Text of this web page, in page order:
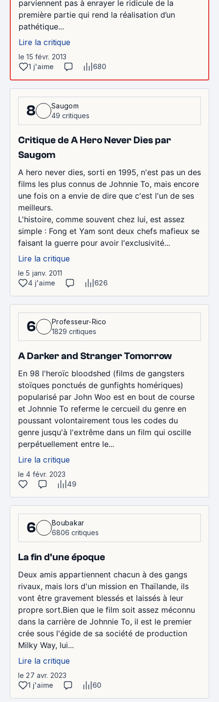
parviennent pas à enrayer le ridicule de la
première partie qui rend la réalisation d’un
pathétique...
Lire la critique
le 15 févr. 2013
1 j'aime
680
8
Saugom
49 critiques
Critique de A Hero Never Dies par
Saugom
A hero never dies, sorti en 1995, n'est pas un des
films les plus connus de Johnnie To, mais encore
une fois on a envie de dire que c'est l'un de ses
meilleurs.
L'histoire, comme souvent chez lui, est assez
simple : Fong et Yam sont deux chefs mafieux se
faisant la guerre pour avoir l'exclusivité...
Lire la critique
le 5 janv. 2011
4 j'aime
626
6
Professeur-Rico
1829 critiques
A Darker and Stranger Tomorrow
En 98 l'heroïc bloodshed (films de gangsters
stoïques ponctués de gunfights homériques)
popularisé par John Woo est en bout de course
et Johnnie To referme le cercueil du genre en
poussant volontairement tous les codes du
genre jusqu'à l'extrême dans un film qui oscille
perpétuellement entre le...
Lire la critique
le 4 févr. 2023
49
6
Boubakar
6806 critiques
La fin d'une époque
Deux amis appartiennent chacun à des gangs
rivaux, mais lors d'un mission en Thaïlande, ils
vont être gravement blessés et laissés à leur
propre sort.Bien que le film soit assez méconnu
dans la carrière de Johnnie To, il est le premier
crée sous l'égide de sa société de production
Milky Way, lui...
Lire la critique
le 27 avr. 2023
1 j'aime
60